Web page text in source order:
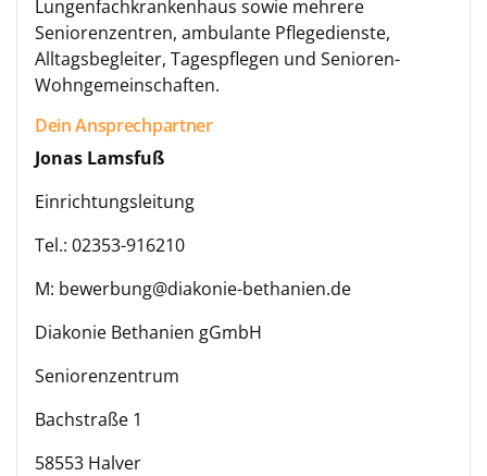
Lungenfachkrankenhaus sowie mehrere
Seniorenzentren, ambulante Pflegedienste,
Alltagsbegleiter, Tagespflegen und Senioren-
Wohngemeinschaften.
Dein Ansprechpartner
Jonas Lamsfuß
Einrichtungsleitung
Tel.: 02353-916210
M: bewerbung@diakonie-bethanien.de
Diakonie Bethanien gGmbH
Seniorenzentrum
Bachstraße 1
58553 Halver